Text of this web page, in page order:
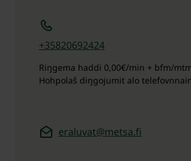
+35820692424
Riŋgema haddi 0,00€/min + bfm/
Hohpolaš diŋgojumit alo
eraluvat@metsa.fi